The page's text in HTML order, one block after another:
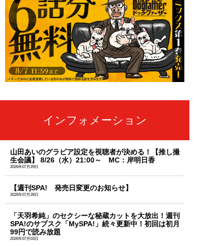
インフォメーション
山田あいのグラビア設定を視聴者が決める！【推し撮
生会議】 8/26（水）21:00～ MC：岸明日香
2026年07月29日
【週刊SPA! 発売日変更のお知らせ】
2026年07月28日
「天羽希純」のセクシーな秘蔵カットを大放出！週刊
SPA!のサブスク「MySPA!」続々更新中！初回は初月
99円で読み放題
2026年07月03日